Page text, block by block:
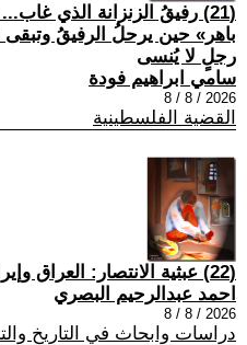
(21) رفيقُ الزنزانة الذي
باهر» حين يرحلُ الرفيقُ وتبقى
رجلٍ لا يُنسى
سامي ابراهيم فودة
2026 / 8 / 8
القضية الفلسطينية
(22) عبثية الانتصار: العراق وإيران في ذكرى 8/8
احمد عبدالرحيم البصري
2026 / 8 / 8
دراسات وابحاث في التاريخ